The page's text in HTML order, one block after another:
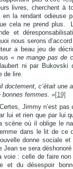
livres, cherchent à
en la rendant odieuse
cela ne prend plus.
et
nous serons
a beau jeu de
« ne mange pas de
ni par Bukovski
de lire.
doctement, c’était une
bonnes femmes. »[19]
Jimmy n’est
lui et rien que par lui
scène où il oblige le
dans le lit de ce
donne sociale
Jean se sera
voie : celle de faire
et du désespoir